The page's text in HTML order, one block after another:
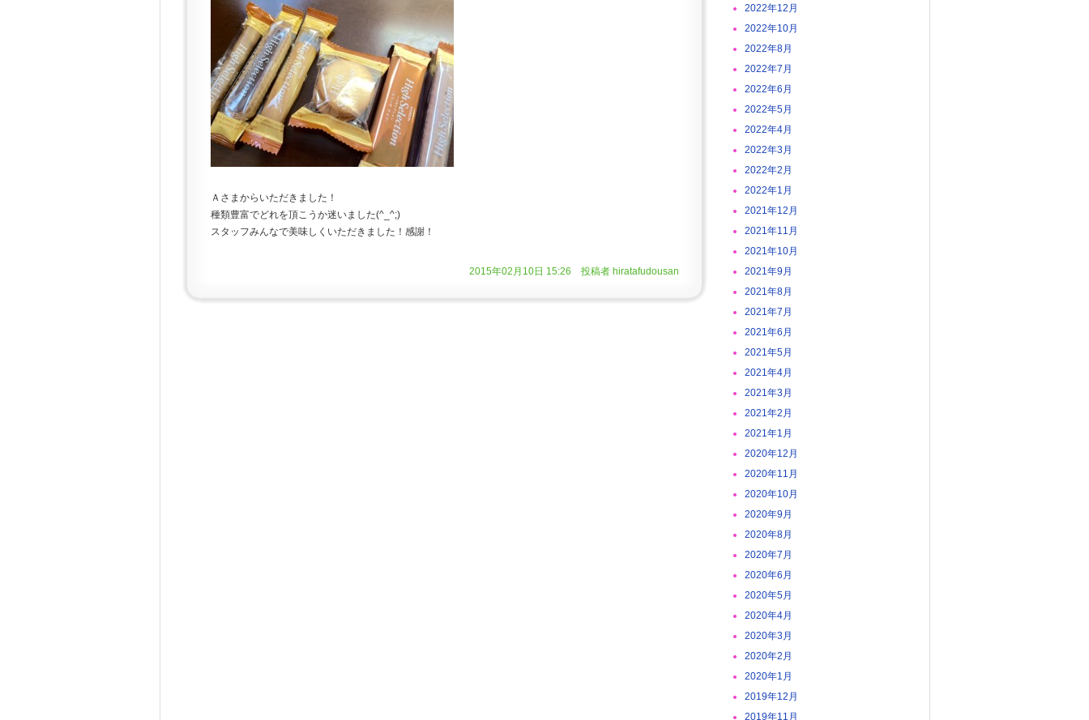
Ａさまからいただきました！
種類豊富でどれを頂こうか迷いました(^_^;)
スタッフみんなで美味しくいただきました！感謝！
2015年02月10日 15:26 投稿者 hiratafudousan
2022年12月
2022年10月
2022年8月
2022年7月
2022年6月
2022年5月
2022年4月
2022年3月
2022年2月
2022年1月
2021年12月
2021年11月
2021年10月
2021年9月
2021年8月
2021年7月
2021年6月
2021年5月
2021年4月
2021年3月
2021年2月
2021年1月
2020年12月
2020年11月
2020年10月
2020年9月
2020年8月
2020年7月
2020年6月
2020年5月
2020年4月
2020年3月
2020年2月
2020年1月
2019年12月
2019年11月